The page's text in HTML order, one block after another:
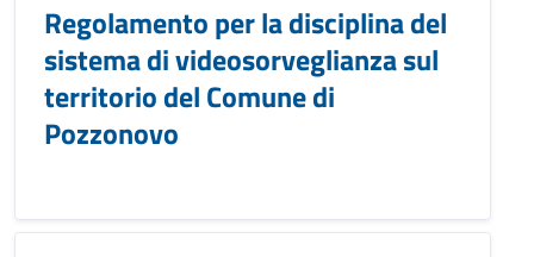
Regolamento per la disciplina del
sistema di videosorveglianza sul
territorio del Comune di
Pozzonovo